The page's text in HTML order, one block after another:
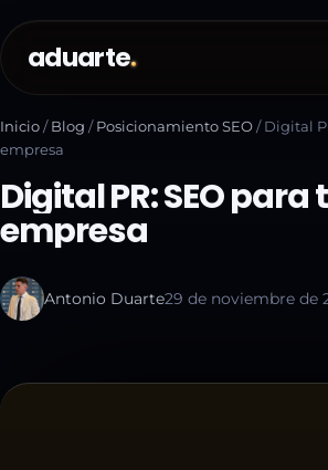
aduarte
Inicio/Blog /Posicionamiento SEO/Digital
empresa
Digital PR: SEO para
empresa
Antonio Duarte29 de noviembre de